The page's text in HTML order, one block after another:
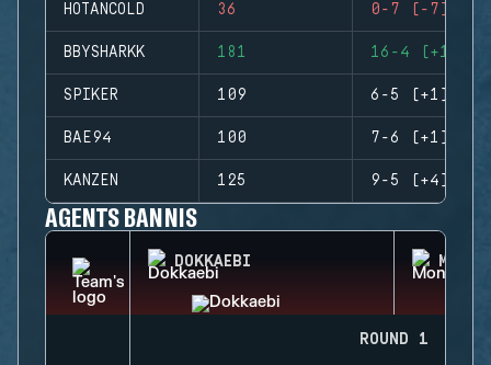
HOTANCOLD 36 0-7 (-7)
BBYSHARKK 181 16-4 (+12)
SPIKER 109 6-5 (+1)
BAE94 100 7-6 (+1)
KANZEN 125 9-5 (+4)
AGENTS BANNIS
DOKKAEBI
ROUND 1